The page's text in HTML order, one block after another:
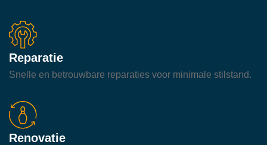
Reparatie
Snelle en betrouwbare reparaties voor minimale stilstand.
Renovatie